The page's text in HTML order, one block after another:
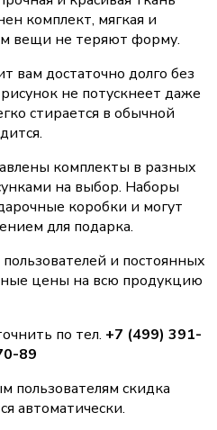
комплект, мягкая и
вещи не теряют форму.
вам достаточно долго без
не потускнеет даже
стирается в обычной
комплекты в разных
на выбор. Наборы
коробки и могут
для подарка.
и постоянных
цены на всю продукцию
по тел. +7 (499) 391-
89
пользователям скидка
автоматически.